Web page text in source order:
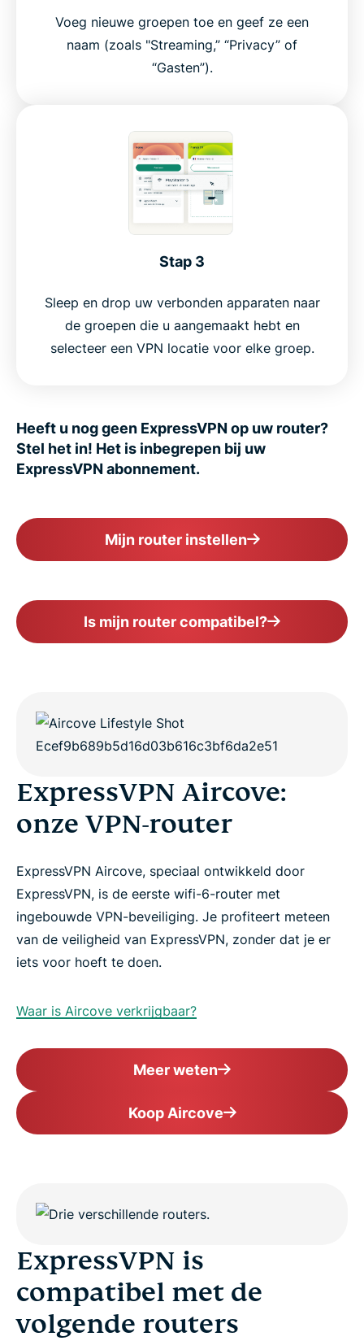
Voeg nieuwe groepen toe en geef ze een
naam (zoals "Streaming,” “Privacy” of
“Gasten”).
Stap 3
Sleep en drop uw verbonden apparaten naar
de groepen die u aangemaakt hebt en
selecteer een VPN locatie voor elke groep.
Heeft u nog geen ExpressVPN op uw router?
Stel het in! Het is inbegrepen bij uw
ExpressVPN abonnement.
Mijn router instellen
Is mijn router compatibel?
ExpressVPN Aircove:
onze VPN-router
ExpressVPN Aircove, speciaal ontwikkeld door
ExpressVPN, is de eerste wifi-6-router met
ingebouwde VPN-beveiliging. Je profiteert meteen
van de veiligheid van ExpressVPN, zonder dat je er
iets voor hoeft te doen.
Waar is Aircove verkrijgbaar?
Meer weten
Koop Aircove
ExpressVPN is
compatibel met de
volgende routers